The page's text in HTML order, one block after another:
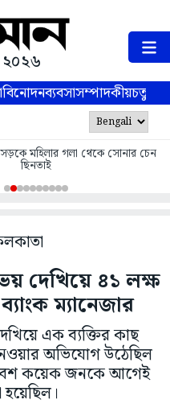
বিনোদনব্যবসাসম্পাদকীয়
মহিলার গলা থেকে সোনার চেন
ছিনতাই
দেখিয়ে ৪১ লক্ষ
ম্যানেজার
এক ব্যক্তির কাছ
অভিযোগ উঠেছিল
বেশ কয়েক জনকে আগেই